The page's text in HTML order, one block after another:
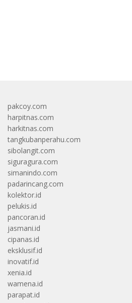
pakcoy.com
harpitnas.com
harkitnas.com
tangkubanperahu.com
sibolangit.com
siguragura.com
simanindo.com
padarincang.com
kolektor.id
pelukis.id
pancoran.id
jasmani.id
cipanas.id
eksklusif.id
inovatif.id
xenia.id
wamena.id
parapat.id